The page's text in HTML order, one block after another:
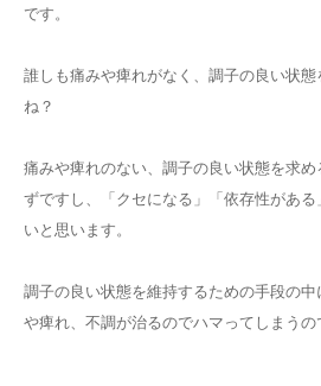
です。
誰しも痛みや痺れがなく、調子の良い状態
ね？
痛みや痺れのない、調子の良い状態を求
ずですし、「クセになる」「依存性があ
いと思います。
調子の良い状態を維持するための手段の
や痺れ、不調が治るのでハマってしまうの